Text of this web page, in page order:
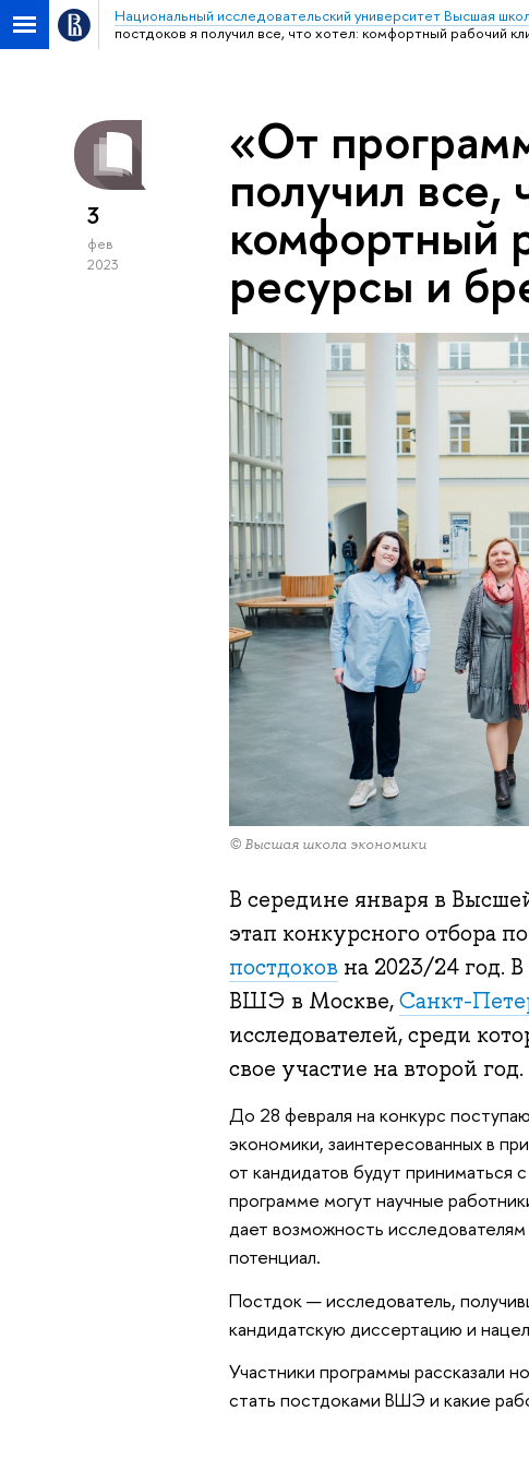
Национальный исследовательский университет Высшая
постдоков я получил все, что хотел: комфортный рабочий
3
фев
2023
«От
получил все,
комфортный
ресурсы и
© Высшая школа экономики
В середине января в
этап конкурсного отбора по
постдоков на 2023/24 год.
ВШЭ в Москве,Санкт-
исследователей, среди
свое участие на второй год.
До 28 февраля на конкурс
экономики, заинтересованных в
от кандидатов будут приниматься
программе могут научные
дает возможность исследователям
потенциал.
Постдок — исследователь,
кандидатскую диссертацию и
Участники программы рассказали
стать постдоками ВШЭ и какие